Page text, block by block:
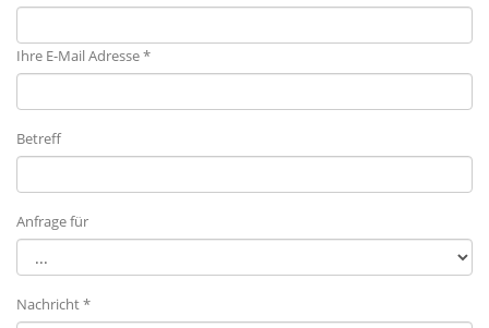
Ihre E-Mail Adresse *
Betreff
Anfrage für
Nachricht *